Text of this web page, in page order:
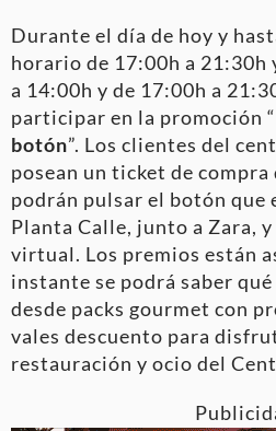
Durante el día de hoy y
horario de 17:00h a 21:30h
a 14:00h y de 17:00h a
participar en la promoción “
botón”. Los clientes del
posean un ticket de
podrán pulsar el botón que
Planta Calle, junto a Zara,
virtual. Los premios están
instante se podrá saber
desde packs gourmet con
vales descuento para
restauración y ocio del